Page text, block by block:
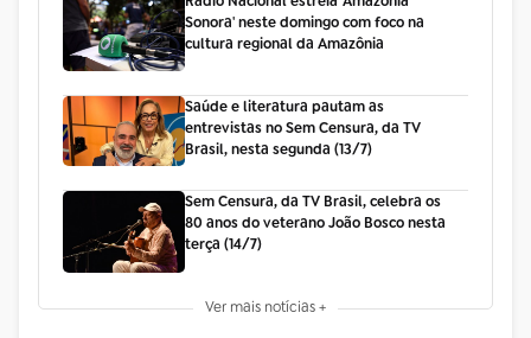
Sonora' neste domingo com foco na
cultura regional da Amazônia
Saúde e literatura pautam as
entrevistas no Sem Censura, da TV
Brasil, nesta segunda (13/7)
Sem Censura, da TV Brasil, celebra os
80 anos do veterano João Bosco nesta
terça (14/7)
Ver mais notícias +